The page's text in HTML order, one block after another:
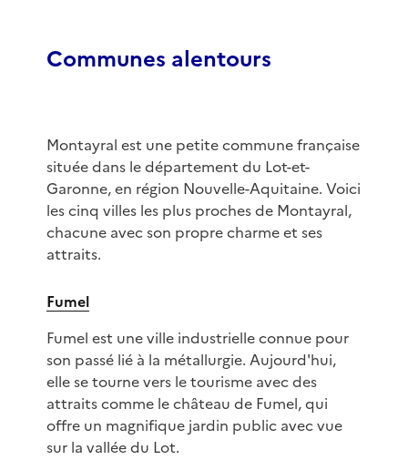
Communes alentours
Montayral est une petite commune française
située dans le département du Lot-et-
Garonne, en région Nouvelle-Aquitaine. Voici
les cinq villes les plus proches de Montayral,
chacune avec son propre charme et ses
attraits.
Fumel
Fumel est une ville industrielle connue pour
son passé lié à la métallurgie. Aujourd'hui,
elle se tourne vers le tourisme avec des
attraits comme le château de Fumel, qui
offre un magnifique jardin public avec vue
sur la vallée du Lot.